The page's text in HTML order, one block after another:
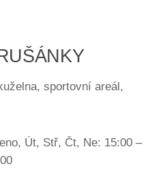
sportovní areál,
Út, Stř, Čt, Ne: 15:00 –